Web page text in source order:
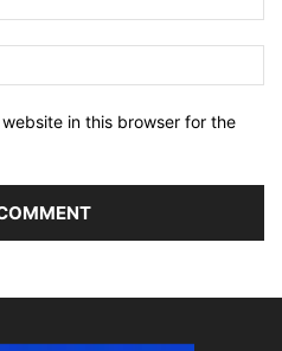
in this browser for the